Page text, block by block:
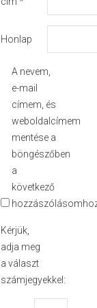
Honlap
A nevem,
e-mail
címem, és
weboldalcímem
mentése a
böngészőben
a
következő
Kérjük,
adja meg
a választ
számjegyekkel: